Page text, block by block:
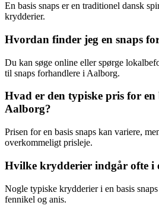
En basis snaps er en traditionel dansk
krydderier.
Hvordan finder jeg en snaps
Du kan søge online eller spørge
til snaps forhandlere i Aalborg.
Hvad er den typiske pris for en
Aalborg?
Prisen for en basis snaps kan variere,
overkommeligt prisleje.
Hvilke krydderier indgår ofte i
Nogle typiske krydderier i en basis
fennikel og anis.